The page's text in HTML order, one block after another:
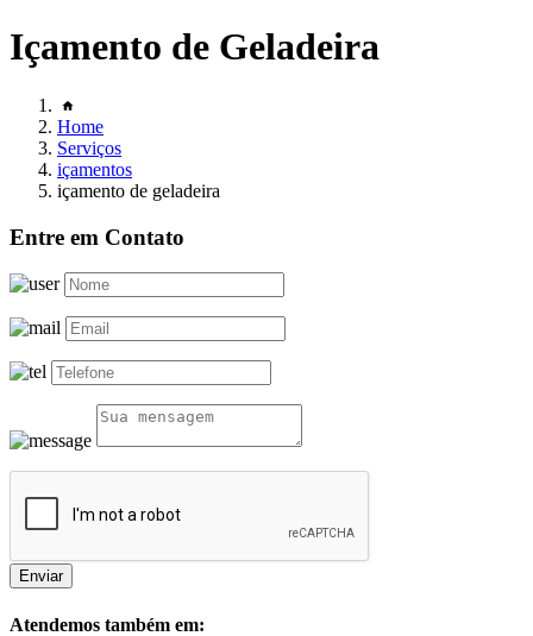
Içamento de Geladeira
Home
Serviços
içamentos
içamento de geladeira
Entre em Contato
Enviar
Atendemos também em: